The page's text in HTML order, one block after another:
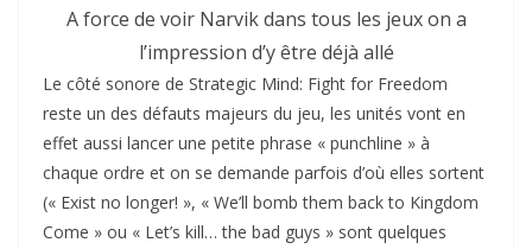
A force de voir Narvik dans tous les jeux on a
l’impression d’y être déjà allé
Le côté sonore de Strategic Mind: Fight for Freedom
reste un des défauts majeurs du jeu, les unités vont en
effet aussi lancer une petite phrase « punchline » à
chaque ordre et on se demande parfois d’où elles sortent
(« Exist no longer! », « We’ll bomb them back to Kingdom
Come » ou « Let’s kill… the bad guys » sont quelques